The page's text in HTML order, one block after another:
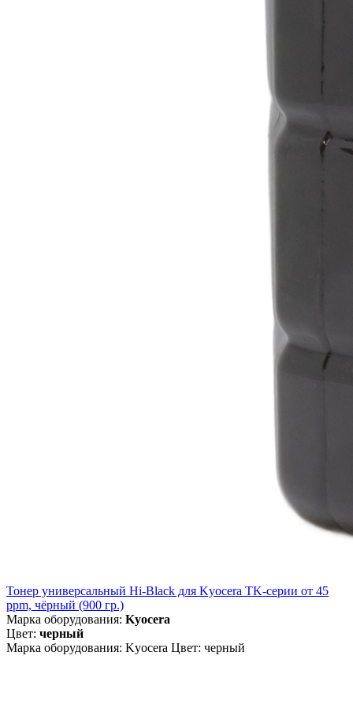
Тонер универсальный Hi-Black для Kyocera TK-серии от 45
ppm, чёрный (900 гр.)
Марка оборудования: Kyocera
Цвет: черный
Марка оборудования: Kyocera Цвет: черный